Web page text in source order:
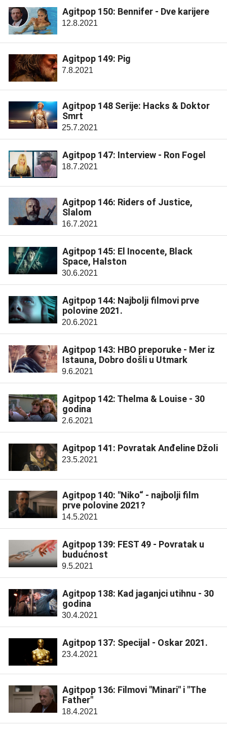
Agitpop 150: Bennifer - Dve karijere
12.8.2021
Agitpop 149: Pig
7.8.2021
Agitpop 148 Serije: Hacks & Doktor
Smrt
25.7.2021
Agitpop 147: Interview - Ron Fogel
18.7.2021
Agitpop 146: Riders of Justice,
Slalom
16.7.2021
Agitpop 145: El Inocente, Black
Space, Halston
30.6.2021
Agitpop 144: Najbolji filmovi prve
polovine 2021.
20.6.2021
Agitpop 143: HBO preporuke - Mer iz
Istauna, Dobro došli u Utmark
9.6.2021
Agitpop 142: Thelma & Louise - 30
godina
2.6.2021
Agitpop 141: Povratak Anđeline Džoli
23.5.2021
Agitpop 140: "Niko“ - najbolji film
prve polovine 2021?
14.5.2021
Agitpop 139: FEST 49 - Povratak u
budućnost
9.5.2021
Agitpop 138: Kad jaganjci utihnu - 30
godina
30.4.2021
Agitpop 137: Specijal - Oskar 2021.
23.4.2021
Agitpop 136: Filmovi "Minari" i "The
Father"
18.4.2021